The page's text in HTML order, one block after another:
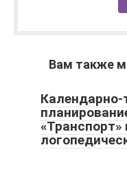
Вам также
Календарно-
«Транспорт»